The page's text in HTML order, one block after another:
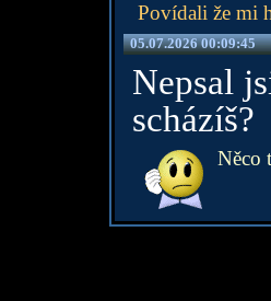
Povídali že mi
05.07.2026 00:09:45
Nepsal
scházíš?
Něco